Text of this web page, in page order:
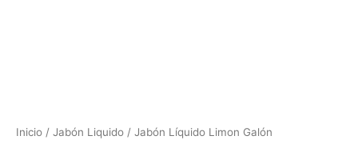
Inicio / Jabón Liquido / Jabón Líquido Limon Galón